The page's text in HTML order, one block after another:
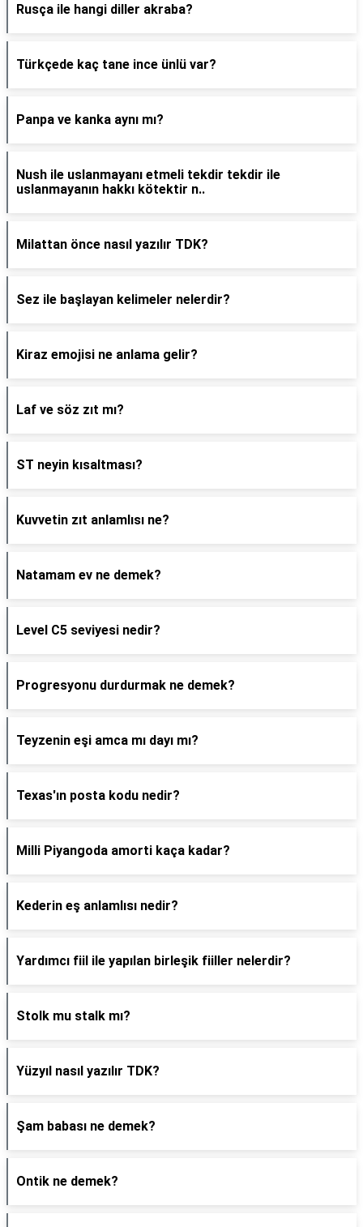
Rusça ile hangi diller akraba?
Türkçede kaç tane ince ünlü var?
Panpa ve kanka aynı mı?
Nush ile uslanmayanı etmeli tekdir tekdir ile
uslanmayanın hakkı kötektir n..
Milattan önce nasıl yazılır TDK?
Sez ile başlayan kelimeler nelerdir?
Kiraz emojisi ne anlama gelir?
Laf ve söz zıt mı?
ST neyin kısaltması?
Kuvvetin zıt anlamlısı ne?
Natamam ev ne demek?
Level C5 seviyesi nedir?
Progresyonu durdurmak ne demek?
Teyzenin eşi amca mı dayı mı?
Texas'ın posta kodu nedir?
Milli Piyangoda amorti kaça kadar?
Kederin eş anlamlısı nedir?
Yardımcı fiil ile yapılan birleşik fiiller nelerdir?
Stolk mu stalk mı?
Yüzyıl nasıl yazılır TDK?
Şam babası ne demek?
Ontik ne demek?